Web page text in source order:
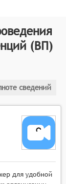
онлайн-
обучения и
которое
и веб-
следующие
с
(ВП)
сведений
для удобной